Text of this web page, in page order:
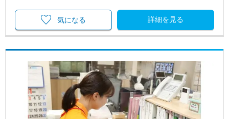
詳細を見る
気になる